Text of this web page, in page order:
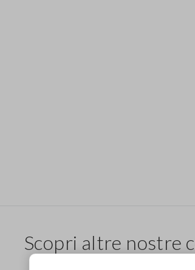
Scopri altre nostre